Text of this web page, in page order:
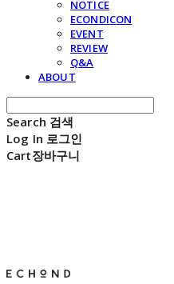
NOTICE
ECONDICON
EVENT
REVIEW
Q&A
ABOUT
Search 검색
Log In 로그인
Cart장바구니